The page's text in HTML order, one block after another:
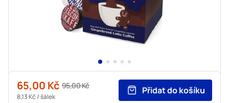
95,00 Kč
65,00 Kč
8,13 Kč / šálek
Přidat do košíku